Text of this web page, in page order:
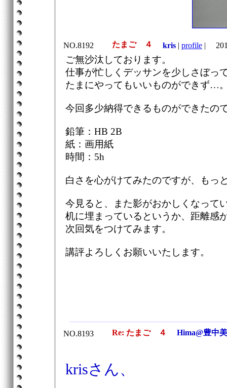
NO.8192 たまご ４ kris | profile |
ご無沙汰しております。
仕事が忙しくデッサンを少しさぼっ
たまにやってもいいものができず…
今回多少納得できるものができたの
鉛筆：HB 2B
紙：画用紙
時間：5h
白さを心がけてみたのですが、もっ
今見ると、また影がおかしくなって
机に埋まっているというか、距離感
次回気をつけてみます。
講評よろしくお願いいたします。
NO.8193 Re: たまご ４ Hima@豊中
krisさん、